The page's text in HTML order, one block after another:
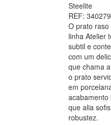
Steelite
REF:
O prato
linha Atelier
subtil e
com um
que chama
o prato
em
acabamento
que alia
robustez.